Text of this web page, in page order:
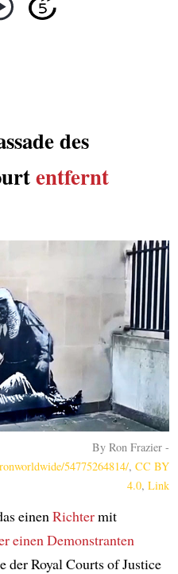
des
entfernt
By Ron Frazier -
54775264814/,CC BY
4.0,Link
einen Richtermit
einen Demonstranten
der Royal Courts of Justice